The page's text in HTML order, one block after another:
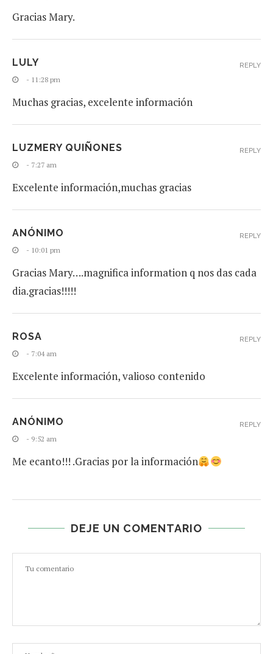
Gracias Mary.
LULY
- 11:28 pm
Muchas gracias, excelente información
REPLY
LUZMERY QUIÑONES
- 7:27 am
Excelente información,muchas gracias
REPLY
ANÓNIMO
- 10:01 pm
Gracias Mary….magnifica information q nos das cada
dia.gracias!!!!!
REPLY
ROSA
- 7:04 am
Excelente información, valioso contenido
REPLY
ANÓNIMO
- 9:52 am
Me ecanto!!! .Gracias por la información
REPLY
DEJE UN COMENTARIO